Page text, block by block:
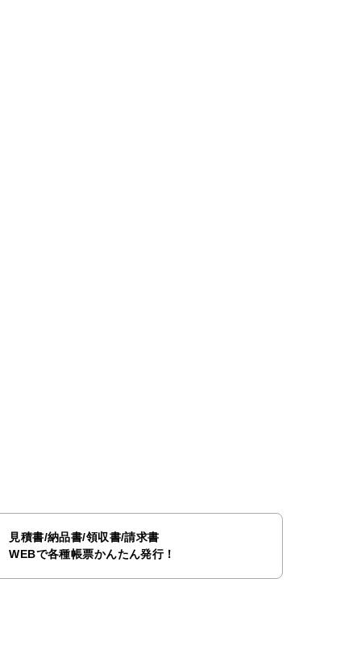
見積書/納品書/領収書/請求書
WEBで各種帳票かんたん発行！